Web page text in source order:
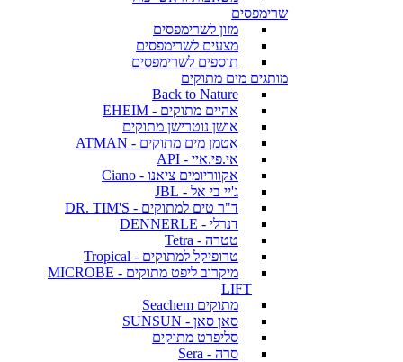
שרימפסים
מזון לשרימפסים
מצעים לשרימפסים
תוספים לשרימפסים
מותגים מים מתוקים
Back to Nature
אהיים מתוקים - EHEIM
אושן נוטרישן מתוקים
אטמן מים מתוקים - ATMAN
אי.פי.איי - API
אקווריומים ציאנו - Ciano
ג'יי בי אל - JBL
ד"ר טים למתוקים - DR. TIM'S
דנרלי - DENNERLE
טטרה - Tetra
טרופיקל למתוקים - Tropical
מיקרוב ליפט מתוקים - MICROBE
LIFT
מתוקים Seachem
סאן סאן - SUNSUN
סליפרט מתוקים
סרה - Sera